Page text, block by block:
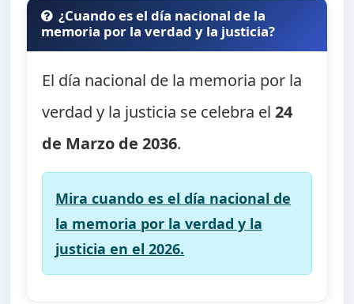
¿Cuando es el día nacional de la
memoria por la verdad y la justicia?
El día nacional de la memoria por la
verdad y la justicia se celebra el24
de Marzo de 2036.
Mira cuando es el día nacional de
la memoria por la verdad y la
justicia en el 2026.